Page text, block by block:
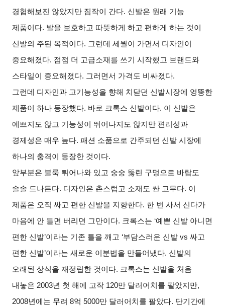
경험해보진 않았지만 짐작이 간다. 신발은 원래 기능
제품이다. 발을 보호하고 따뜻하게 하고 편하게 하는 것이
신발의 주된 목적이다. 그런데 세월이 가면서 디자인이
중요해졌다. 점점 더 고급소재를 쓰기 시작했고 브랜드와
스타일이 중요해졌다. 그러면서 가격도 비싸졌다.
그런데 디자인과 고기능성을 향해 치닫던 신발시장에 엉뚱한
제품이 하나 등장했다. 바로 크록스 신발이다. 이 신발은
예쁘지도 않고 기능성이 뛰어나지도 않지만 편리성과
경제성은 매우 높다.패션 소품으로 간주되던 신발 시장에
하나의 충격이 등장한 것이다.
앞부분은 불룩 튀어나와 있고 숭숭 뚫린 구멍으로 바람도
솔솔 드나든다. 디자인은 촌스럽고 소재도 싼 고무다. 이
제품은 오직 싸고 편한 신발을 지향한다. 한 번 사서 신다가
마음에 안 들면 버리면 그만이다. 크록스는 ‘예쁜 신발 아니면
편한 신발’이라는 기존 틀을 깨고 ‘부담스러운 신발 vs싸고
편한 신발’이라는 새로운 이분법을 만들어냈다. 신발의
오래된 상식을 재정립한 것이다. 크록스는 신발을 처음
내놓은 2003년 첫 해에 고작 120만 달러어치를 팔았지만,
2008년에는 무려 8억 5000만 달러어치를 팔았다. 단기간에